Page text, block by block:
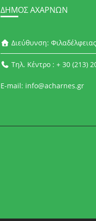
ΔΉΜΟΣ ΑΧΑΡΝΏΝ
Διεύθυνση:
Τηλ. Κέντρο : + 30 (213)
E-mail: info@acharnes.gr